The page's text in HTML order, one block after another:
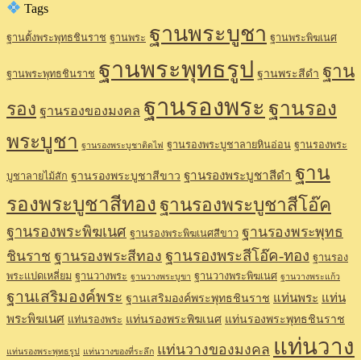
Tags
ฐานตั้งพระพุทธชินราช ฐานพระ ฐานพระบูชา ฐานพระพิฆเนศ
ฐานพระพุทธชินราช ฐานพระพุทธรูป ฐานพระสีดำ ฐาน
รอง ฐานรองของมงคล ฐานรองพระ ฐานรอง
พระบูชา ฐานรองพระบูชาติดไฟ ฐานรองพระบูชาลายหินอ่อน ฐานรองพระ
บูชาลายไม้สัก ฐานรองพระบูชาสีขาว ฐานรองพระบูชาสีดำ ฐาน
รองพระบูชาสีทอง ฐานรองพระบูชาสีโอ๊ค
ฐานรองพระพิฆเนศ ฐานรองพระพิฆเนศสีขาว ฐานรองพระพุทธ
ชินราช ฐานรองพระสีทอง ฐานรองพระสีโอ๊ค-ทอง ฐานรอง
พระแปดเหลี่ยม ฐานวางพระ ฐานวางพระบูขา ฐานวางพระพิฆเนศ ฐานวางพระแก้ว
ฐานเสริมองค์พระ ฐานเสริมองค์พระพุทธชินราช แท่นพระ แท่น
พระพิฆเนศ แท่นรองพระ แท่นรองพระพิฆเนศ แท่นรองพระพุทธชินราช
แท่นรองพระพุทธรูป แท่นวางของที่ระลึก แท่นวางของมงคล แท่นวาง